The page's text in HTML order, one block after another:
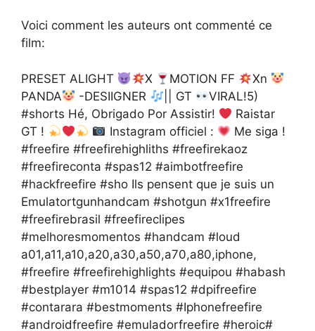
Voici comment les auteurs ont commenté ce
film:
PRESET ALIGHT X MOTION FF
Xn
PANDA
-DESIIGNER || GT
VIRAL!5)
#shorts Hé, Obrigado Por Assistir!
Raistar
GT !
Instagram officiel :
Me siga !
#freefire​ #freefirehighliths​ #freefirekaoz
#freefireconta​​​ #spas12​​​ #aimbotfreefire​​​
#hackfreefire​​​ #sho​​​ Ils pensent que je suis un
Emulatortgunhandcam #shotgun​​​ #x1freefire​​​
#freefirebrasil​​​ #freefireclipes​​​
#melhoresmomentos​​​ #handcam​​​ #loud​​​
a01,a11,a10,a20,a30,a50,a70,a80,iphone,
#freefire​​​ #freefirehighlights​​​ #equipou​​​ #habash​​​
#bestplayer​​​ #m1014​​​ #spas12​​​ #dpifreefire​​​
#contarara​​​ #bestmoments​​​ #Iphonefreefire​​​
#androidfreefire​​​ #emuladorfreefire​​​ #heroic​​​#